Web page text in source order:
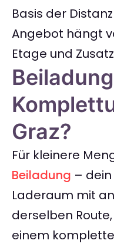
Basis der
Angebot hängt
Etage und
Graz?
Für kleinere
Beiladung –
Laderaum mit
derselben
einem